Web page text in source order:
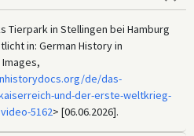
Tierpark in Stellingen bei Hamburg
in: German History in
de/das-
und-der-erste-weltkrieg-
5162> [06.06.2026].